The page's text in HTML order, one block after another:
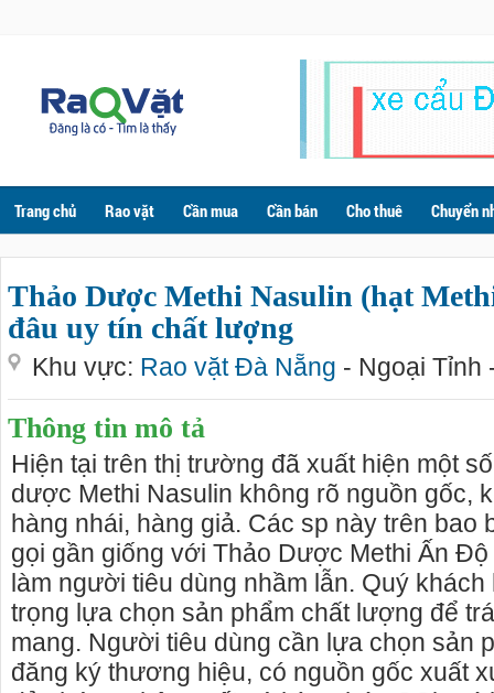
Trang chủ Rao vặt Cần mua Cần bán Cho thuê Chuyển
Thảo Dược Methi Nasulin (hạt
đâu uy tín chất lượng
Khu vực: Rao vặt Đà Nẵng - Ngoại Tỉnh
Thông tin mô tả
Hiện tại trên thị trường đã xuất hiện một
dược Methi Nasulin không rõ nguồn gốc,
hàng nhái, hàng giả. Các sp này trên bao
gọi gần giống với Thảo Dược Methi Ấn
làm người tiêu dùng nhầm lẫn. Quý
trọng lựa chọn sản phẩm chất lượng để
mang. Người tiêu dùng cần lựa chọn sản
đăng ký thương hiệu, có nguồn gốc xuất